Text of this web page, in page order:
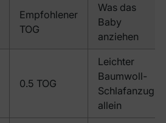
Empfohlener
TOG
Was das
Baby
anziehen
0.5 TOG
Leichter
Baumwoll-
Schlafanzug
allein